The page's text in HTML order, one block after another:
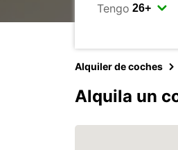
Tengo
Alquiler de coches
Alquila un